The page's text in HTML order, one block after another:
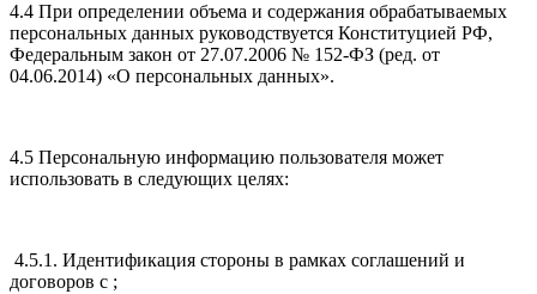
4.4 При определении объема и содержания обрабатываемых
персональных данных руководствуется Конституцией РФ,
Федеральным закон от 27.07.2006 № 152-ФЗ (ред. от
04.06.2014) «О персональных данных».
4.5 Персональную информацию пользователя может
использовать в следующих целях:
4.5.1. Идентификация стороны в рамках соглашений и
договоров с ;